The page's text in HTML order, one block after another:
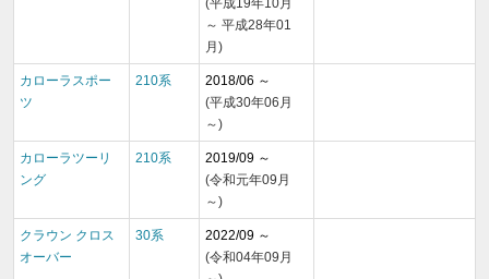
～ 平成28年01
月)
カローラスポー
ツ
210系
2018/06 ～
(平成30年06月
～)
カローラツーリ
ング
210系
2019/09 ～
(令和元年09月
～)
クラウン クロス
オーバー
30系
2022/09 ～
(令和04年09月